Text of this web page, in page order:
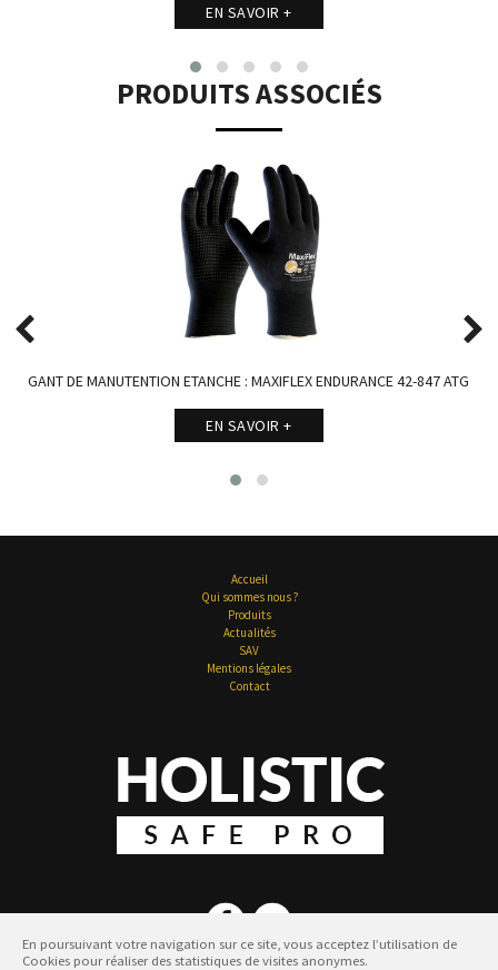
EN SAVOIR +
PRODUITS ASSOCIÉS
GANT DE MANUTENTION ETANCHE : MAXIFLEX ENDURANCE 42-847 ATG
EN SAVOIR +
Accueil
Qui sommes nous ?
Produits
Actualités
SAV
Mentions légales
Contact
En poursuivant votre navigation sur ce site, vous acceptez l’utilisation de
Cookies pour réaliser des statistiques de visites anonymes.